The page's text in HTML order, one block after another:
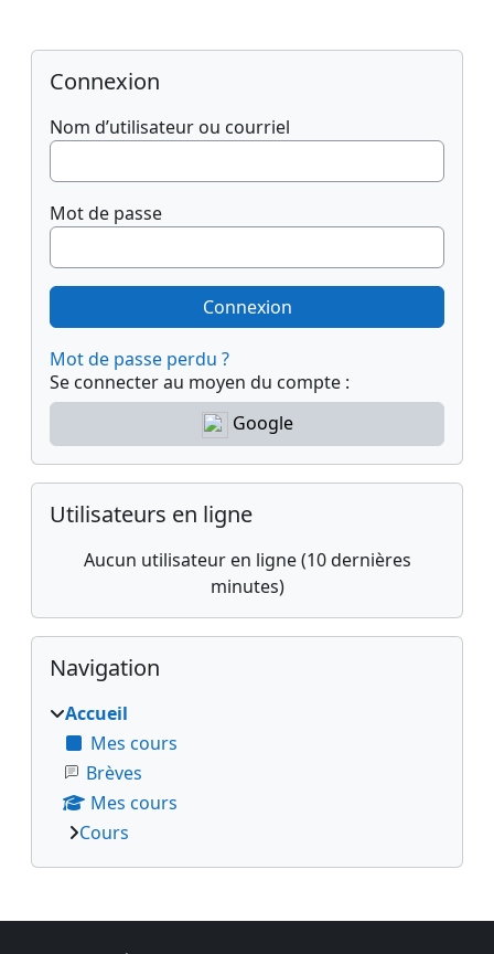
Blocs
Passer Connexion
Connexion
Nom d’utilisateur ou courriel
Mot de passe
Mot de passe perdu ?
Se connecter au moyen du compte :
Google
Passer Utilisateurs en ligne
Utilisateurs en ligne
Aucun utilisateur en ligne (10 dernières
minutes)
Passer Navigation
Navigation
Accueil
Mes cours
Brèves
Mes cours
Cours
Blocs supplémentaires